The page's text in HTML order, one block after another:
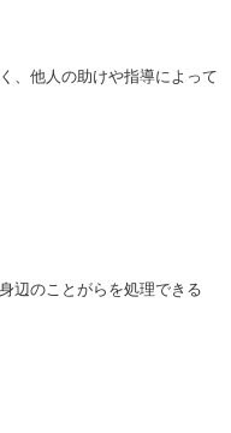
、他人の助けや指導によって
辺のことがらを処理できる